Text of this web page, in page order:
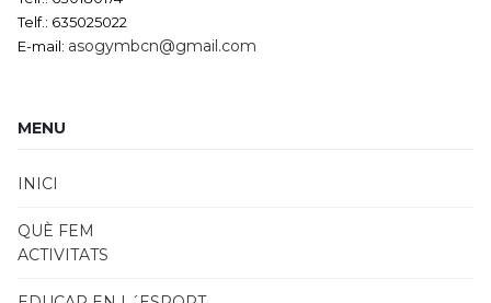
Telf.: 635025022
E-mail: asogymbcn@gmail.com
MENU
INICI
QUÈ FEM
ACTIVITATS